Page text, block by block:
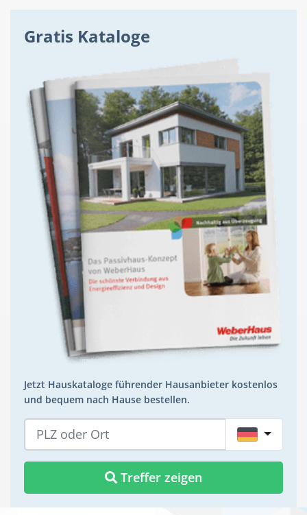
Gratis Kataloge
Jetzt Hauskataloge führender Hausanbieter kostenlos
und bequem nach Hause bestellen.
DE
Treffer zeigen